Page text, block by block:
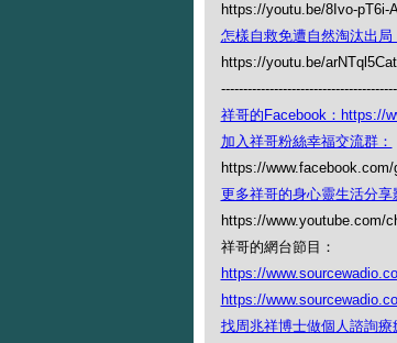
https://youtu.be/8Ivo-pT6i-
怎樣自救免遭自然淘汰出
https://youtu.be/
祥哥的Facebook：https://
加入祥哥粉絲幸福交流群：
https://www.facebook.com/
更多祥哥的身心靈生活分享
https://www.youtube.com/
祥哥的網台節目：
https://
https://
找周兆祥博士做個人諮詢療